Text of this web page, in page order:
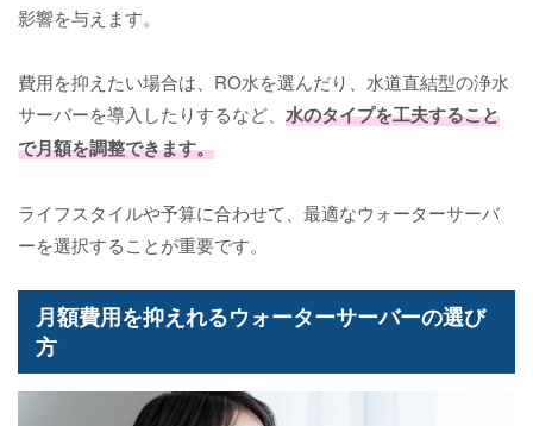
影響を与えます。
費用を抑えたい場合は、RO水を選んだり、水道直結型の浄水
サーバーを導入したりするなど、 水のタイプを工夫すること
で月額を調整できます。
ライフスタイルや予算に合わせて、最適なウォーターサーバ
ーを選択することが重要です。
月額費用を抑えれるウォーターサーバーの選び
方